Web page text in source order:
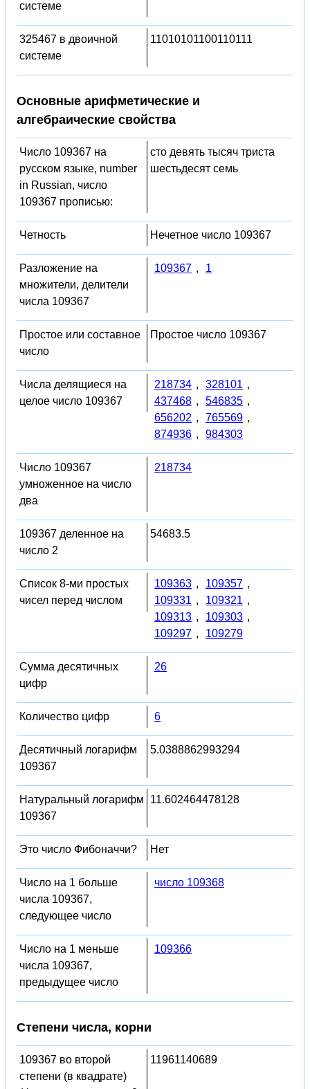
системе
325467 в двоичной
системе
11010101100110111
Основные арифметические и
алгебраические свойства
Число 109367 на
русском языке, number
in Russian, число
109367 прописью:
сто девять тысяч триста
шестьдесят семь
Четность Нечетное число 109367
Разложение на
множители, делители
числа 109367
109367 , 1
Простое или составное
число
Простое число 109367
Числа делящиеся на
целое число 109367
218734 , 328101 ,
437468 , 546835 ,
656202 , 765569 ,
874936 , 984303
Число 109367
умноженное на число
два
218734
109367 деленное на
число 2
54683.5
Список 8-ми простых
чисел перед числом
109363 , 109357 ,
109331 , 109321 ,
109313 , 109303 ,
109297 , 109279
Сумма десятичных
цифр
26
Количество цифр 6
Десятичный логарифм
109367
5.0388862993294
Натуральный логарифм
109367
11.602464478128
Это число Фибоначчи? Нет
Число на 1 больше
числа 109367,
следующее число
число 109368
Число на 1 меньше
числа 109367,
предыдущее число
109366
Степени числа, корни
109367 во второй
степени (в квадрате)
11961140689